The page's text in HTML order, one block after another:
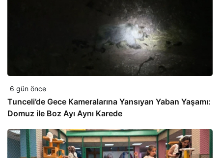
6 gün önce
Tunceli’de Gece Kameralarına Yansıyan Yaban Yaşamı:
Domuz ile Boz Ayı Aynı Karede